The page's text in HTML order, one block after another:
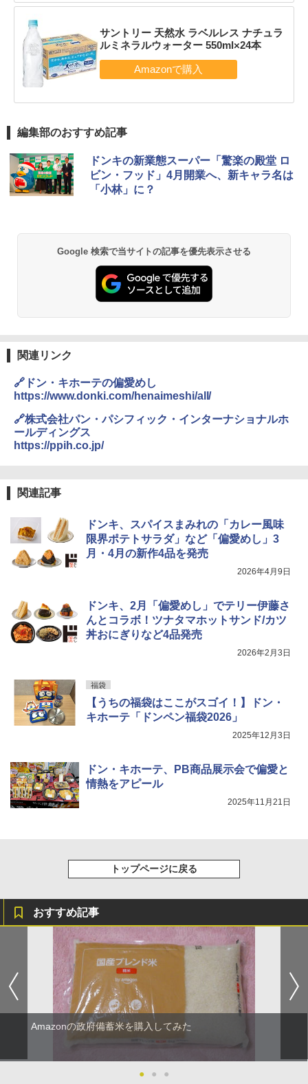
サントリー 天然水 ラベルレス ナチュラ
ルミネラルウォーター 550ml×24本
編集部のおすすめ記事
ドンキの新業態スーパー「驚楽の殿堂 ロ
ビン・フッド」4月開業へ、新キャラ名は
「小林」に？
Google 検索で当サイトの記事を優先表示させる
関連リンク
🔗ドン・キホーテの偏愛めし
https://www.donki.com/henaimeshi/all/
🔗株式会社パン・パシフィック・インターナショナルホ
ールディングス
https://ppih.co.jp/
関連記事
ドンキ、スパイスまみれの「カレー風味
限界ポテトサラダ」など「偏愛めし」3
月・4月の新作4品を発売
2026年4月9日
ドンキ、2月「偏愛めし」でテリー伊藤さ
んとコラボ！ツナタマホットサンド/カツ
丼おにぎりなど4品発売
2026年2月3日
福袋
【うちの福袋はここがスゴイ！】ドン・
キホーテ「ドンペン福袋2026」
2025年12月3日
ドン・キホーテ、PB商品展示会で偏愛と
情熱をアピール
2025年11月21日
トップページに戻る
おすすめ記事
Amazonの政府備蓄米を購入してみた
● ● ●